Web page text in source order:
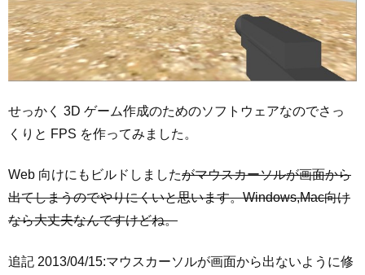
せっかく 3D ゲーム作成のためのソフトウェアなのでさっ
くりと FPS を作ってみました。
Web 向けにもビルドしましたがマウスカーソルが画面から
出てしまうのでやりにくいと思います。Windows,Mac向け
なら大丈夫なんですけどね。
追記 2013/04/15:マウスカーソルが画面から出ないように修